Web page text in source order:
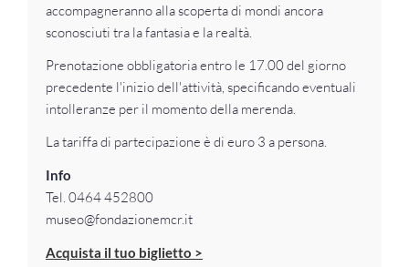
accompagneranno alla scoperta di mondi ancora
sconosciuti tra la fantasia e la realtà.
Prenotazione obbligatoria entro le 17.00 del giorno
precedente l'inizio dell'attività, specificando eventuali
intolleranze per il momento della merenda.
La tariffa di partecipazione è di euro 3 a persona.
Info
Tel. 0464 452800
museo@fondazionemcr.it
Acquista il tuo biglietto >